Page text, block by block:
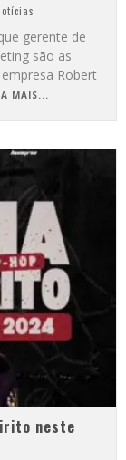
gerente de
são as
Robert
MAIS...
neste